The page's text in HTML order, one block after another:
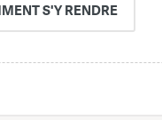
S'Y RENDRE